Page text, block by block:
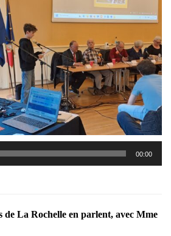
00:00
de La Rochelle en parlent, avec Mme